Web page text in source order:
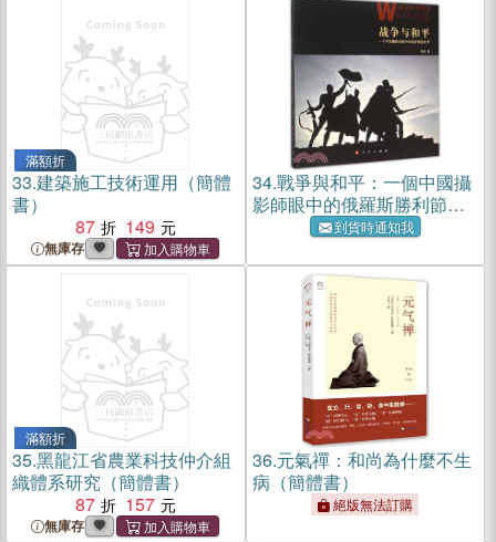
滿額折
33.建築施工技術運用（簡體
書）
87
149
無庫存
34.戰爭與和平：一個中國攝
影師眼中的俄羅斯勝利節
（簡體書）到貨時通知我
滿額折
35.黑龍江省農業科技仲介組
織體系研究（簡體書）
87
157
無庫存
36.元氣禪：和尚為什麼不生
病（簡體書）
絕版無法訂購